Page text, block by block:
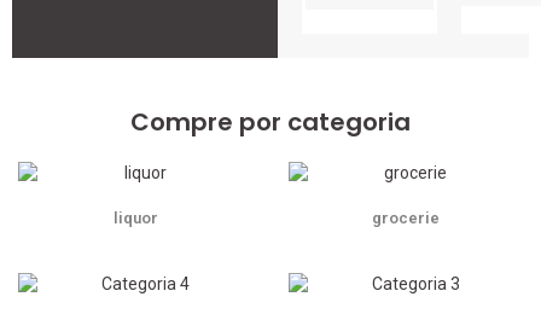
Compre por categoria
liquor grocerie